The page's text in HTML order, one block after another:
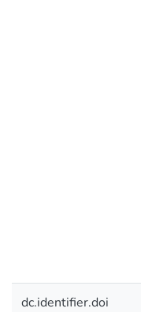
dc.identifier.doi